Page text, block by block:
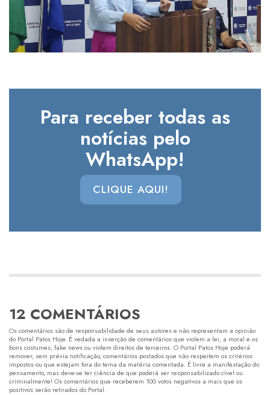
Para receber todas as
notícias pelo
WhatsApp!
CLIQUE AQUI!
12 COMENTÁRIOS
Os comentários são de responsabilidade de seus autores e não representam a opinião
do Portal Patos Hoje. É vedada a inserção de comentários que violem a lei, a moral e os
bons costumes, fake news ou violem direitos de terceiros. O Portal Patos Hoje poderá
remover, sem prévia notificação, comentários postados que não respeitem os critérios
impostos ou que estejam fora do tema da matéria comentada. É livre a manifestação do
pensamento, mas deve-se ter ciência de que poderá ser responsabilizado cível ou
criminalmente! Os comentários que receberem 100 votos negativos a mais que os
positivos serão retirados do Portal.